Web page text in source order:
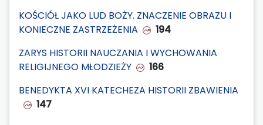
KOŚCIÓŁ JAKO LUD BOŻY. ZNACZENIE OBRAZU I
KONIECZNE ZASTRZEŻENIA
194
ZARYS HISTORII NAUCZANIA I WYCHOWANIA
RELIGIJNEGO MŁODZIEŻY
166
BENEDYKTA XVI KATECHEZA HISTORII ZBAWIENIA
147